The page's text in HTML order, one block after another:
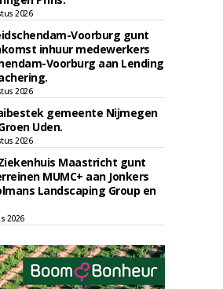
2026
Voorburg gunt
inhuur medewerkers
Voorburg aan Lending
2026
gemeente Nijmegen
Uden.
2026
Maastricht gunt
MUMC+ aan Jonkers
Landscaping Group en
2026